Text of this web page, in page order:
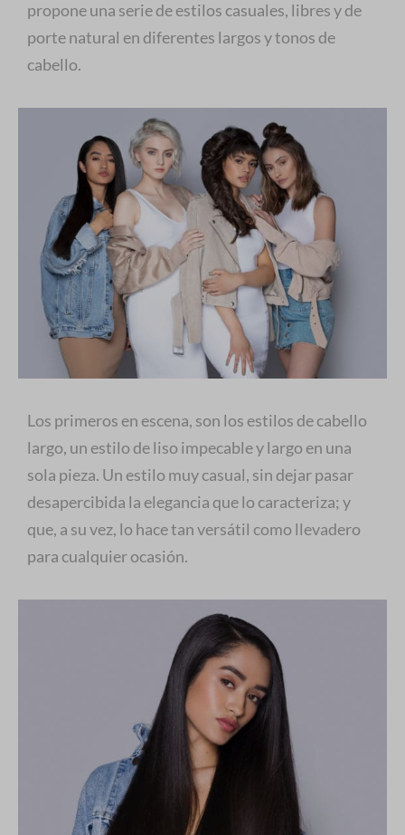
propone una serie de estilos casuales, libres y de
porte natural en diferentes largos y tonos de
cabello.
Los primeros en escena, son los estilos de cabello
largo, un estilo de liso impecable y largo en una
sola pieza. Un estilo muy casual, sin dejar pasar
desapercibida la elegancia que lo caracteriza; y
que, a su vez, lo hace tan versátil como llevadero
para cualquier ocasión.